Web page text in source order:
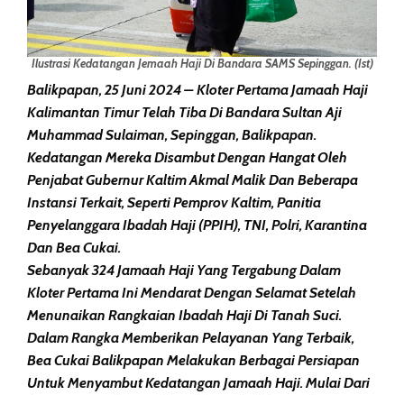
Ilustrasi Kedatangan Jemaah Haji Di Bandara SAMS Sepinggan. (Ist)
Balikpapan, 25 Juni 2024 – Kloter Pertama Jamaah Haji
Kalimantan Timur Telah Tiba Di Bandara Sultan Aji
Muhammad Sulaiman, Sepinggan, Balikpapan.
Kedatangan Mereka Disambut Dengan Hangat Oleh
Penjabat Gubernur Kaltim Akmal Malik Dan Beberapa
Instansi Terkait, Seperti Pemprov Kaltim, Panitia
Penyelanggara Ibadah Haji (PPIH), TNI, Polri, Karantina
Dan Bea Cukai.
Sebanyak 324 Jamaah Haji Yang Tergabung Dalam
Kloter Pertama Ini Mendarat Dengan Selamat Setelah
Menunaikan Rangkaian Ibadah Haji Di Tanah Suci.
Dalam Rangka Memberikan Pelayanan Yang Terbaik,
Bea Cukai Balikpapan Melakukan Berbagai Persiapan
Untuk Menyambut Kedatangan Jamaah Haji. Mulai Dari